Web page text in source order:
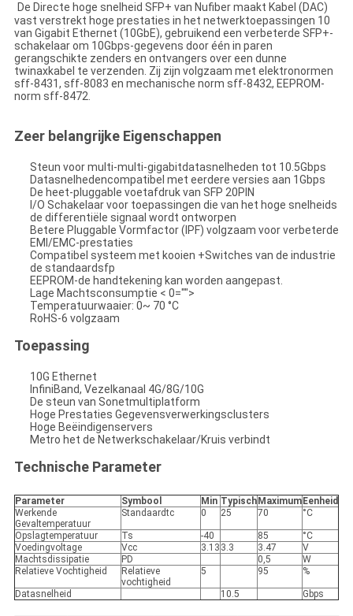
De Directe hoge snelheid SFP+ van Nufiber maakt Kabel (DAC)
vast verstrekt hoge prestaties in het netwerktoepassingen 10
van Gigabit Ethernet (10GbE), gebruikend een verbeterde SFP+-
schakelaar om 10Gbps-gegevens door één in paren
gerangschikte zenders en ontvangers over een dunne
twinaxkabel te verzenden. Zij zijn volgzaam met elektronormen
sff-8431, sff-8083 en mechanische norm sff-8432, EEPROM-
norm sff-8472.
Zeer belangrijke Eigenschappen
Steun voor multi-multi-gigabitdatasnelheden tot 10.5Gbps
Datasnelhedencompatibel met eerdere versies aan 1Gbps
De heet-pluggable voetafdruk van SFP 20PIN
I/O Schakelaar voor toepassingen die van het hoge snelheids
de differentiële signaal wordt ontworpen
Betere Pluggable Vormfactor (IPF) volgzaam voor verbeterde
EMI/EMC-prestaties
Compatibel systeem met kooien +Switches van de industrie
de standaardsfp
EEPROM-de handtekening kan worden aangepast.
Lage Machtsconsumptie < 0="">
Temperatuurwaaier: 0~ 70 °C
RoHS-6 volgzaam
Toepassing
10G Ethernet
InfiniBand, Vezelkanaal 4G/8G/10G
De steun van Sonetmultiplatform
Hoge Prestaties Gegevensverwerkingsclusters
Hoge Beëindigenservers
Metro het de Netwerkschakelaar/Kruis verbindt
Technische Parameter
Parameter Symbool Min Typisch Maximum Eenheid
Werkende
Gevaltemperatuur
Standaardtc 0 25 70 °C
Opslagtemperatuur Ts -40 85
°C
Voedingvoltage
Vcc 3.13 3.3 3.47
V
Machtsdissipatie
PD 0,5
W
Relatieve Vochtigheid
Relatieve
vochtigheid
5 95 %
Datasnelheid 10.5 Gbps